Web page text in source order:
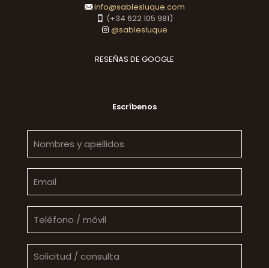
info@sablesluque.com
(+34 622 105 981)
@sablesluque
RESEÑAS DE GOOGLE
Escríbenos